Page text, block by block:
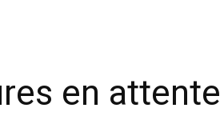
en attente